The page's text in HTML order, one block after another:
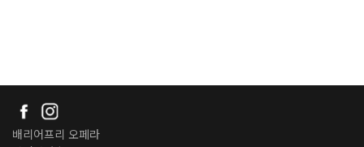
배리어프리 오페라